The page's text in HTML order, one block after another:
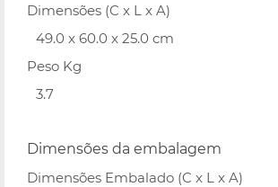
Dimensões (C x L x A)
49.0 x 60.0 x 25.0 cm
Peso Kg
3.7
Dimensões da embalagem
Dimensões Embalado (C x L x A)